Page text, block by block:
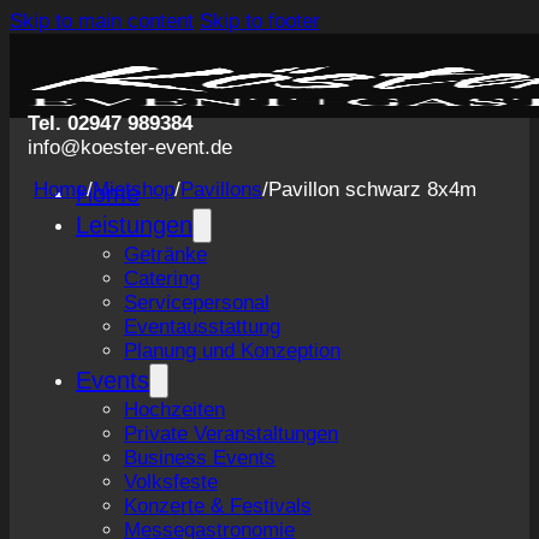
Skip to main content Skip to footer
Tel. 02947 989384
info@koester-event.de
Home
Leistungen
Getränke
Catering
Servicepersonal
Eventausstattung
Planung und Konzeption
Events
Hochzeiten
Private Veranstaltungen
Business Events
Volksfeste
Konzerte & Festivals
Messegastronomie
Home/Mietshop/Pavillons/Pavillon schwarz 8x4m